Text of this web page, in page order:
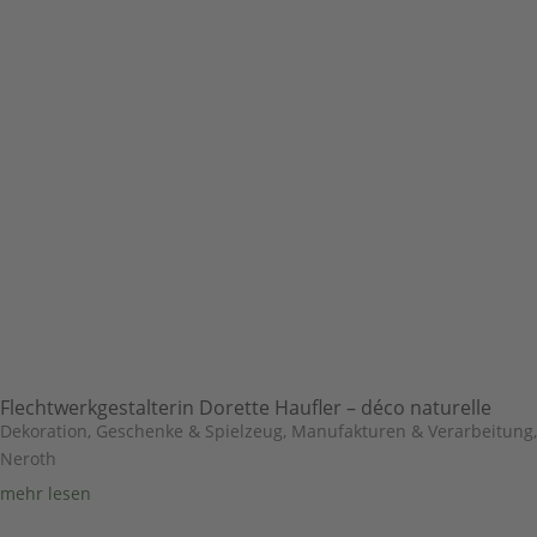
Flechtwerkgestalterin Dorette Haufler – déco naturelle
Dekoration, Geschenke & Spielzeug, Manufakturen & Verarbeitung,
Neroth
mehr lesen